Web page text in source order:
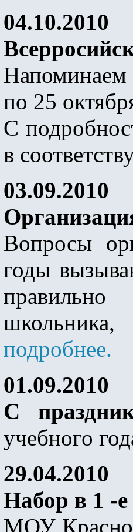
04.10.2010
Напоминаем
по 25
С
в
03.09.2010
Вопросы
годы
подробнее.
01.09.2010
C
учебного
29.04.2010
Набор в 1 -
МОУ